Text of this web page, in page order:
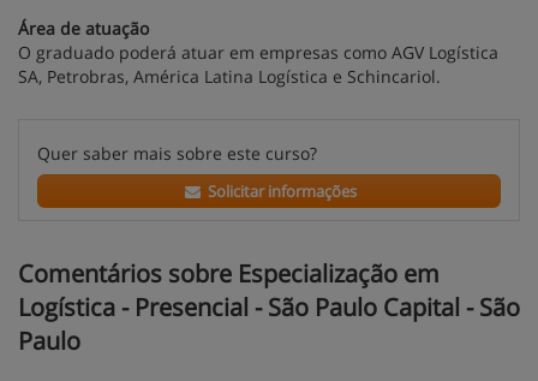
Área de atuação
O graduado poderá atuar em empresas como AGV Logística
SA, Petrobras, América Latina Logística e Schincariol.
Quer saber mais sobre este curso?
Solicitar informações
Comentários sobre Especialização em
Logística - Presencial - São Paulo Capital - São
Paulo